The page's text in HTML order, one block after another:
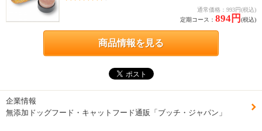
通常価格：993円(税込)
定期コース： 894円 (税込)
商品情報を見る
企業情報
無添加ドッグフード・キャットフード通販「ブッチ・ジャパン」